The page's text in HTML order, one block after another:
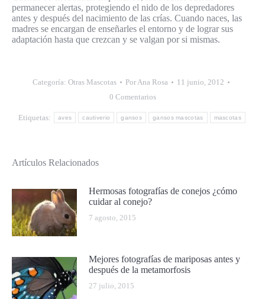
permanecer alertas, protegiendo el nido de los depredadores
antes y después del nacimiento de las crías. Cuando naces, las
madres se encargan de enseñarles el entorno y de lograr sus
adaptación hasta que crezcan y se valgan por si mismas.
Categoría: Otras Mascotas PorAna Rosa
11 junio, 2012
0 Comentarios
Etiquetas: aves cautiverio gansos gansos mascotas mascotas
Artículos Relacionados
Hermosas fotografías de conejos ¿cómo
cuidar al conejo?
7 agosto, 2015
Mejores fotografías de mariposas antes y
después de la metamorfosis
27 julio, 2015